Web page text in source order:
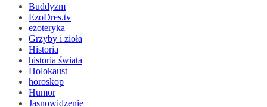
Buddyzm
EzoDres.tv
ezoteryka
Grzyby i zioła
Historia
historia świata
Holokaust
horoskop
Humor
Jasnowidzenie